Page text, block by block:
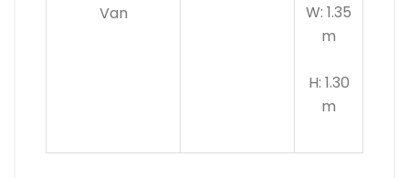
Van
W: 1.35
m
H: 1.30
m